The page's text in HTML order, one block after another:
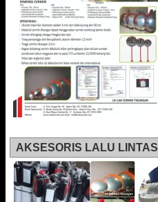
AKSESORIS LALU LINTAS